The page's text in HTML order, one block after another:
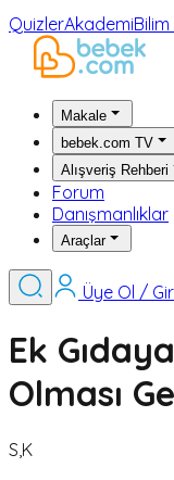
QuizlerAkademi
Makale
bebek.com TV
Alışveriş Rehberi
Forum
Danışmanlıklar
Araçlar
Üye Ol /
Ek
Olması
S,K